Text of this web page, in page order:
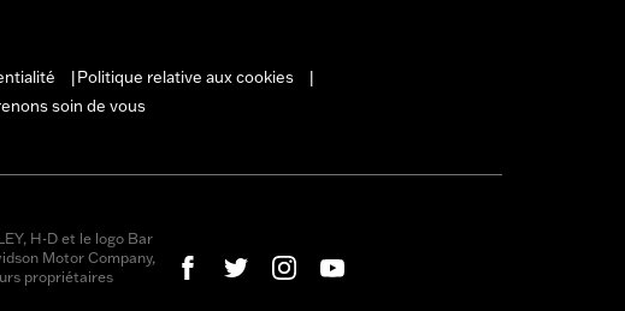
Politique relative aux cookies
soin de vous
H-D et le logo Bar
Motor Company,
propriétaires